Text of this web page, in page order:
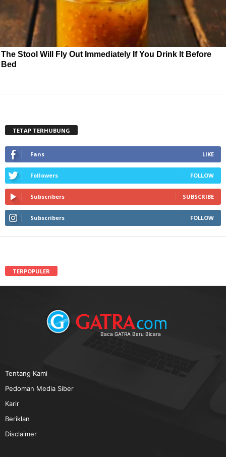
The Stool Will Fly Out Immediately If You Drink It Before
Bed
TETAP TERHUBUNG
Fans LIKE
Followers FOLLOW
Subscribers SUBSCRIBE
Subscribers FOLLOW